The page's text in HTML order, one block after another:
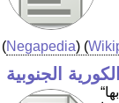
(Negapedia) (
الجنوبية
“العلاقات السعودية الكوريه الجنوبيه يقصد بها